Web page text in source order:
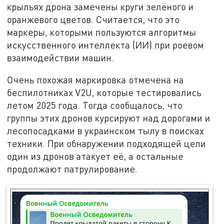
крыльях дрона замечены круги зелёного и
оранжевого цветов. Считается, что это
маркеры, которыми пользуются алгоритмы
искусственного интеллекта (ИИ) при роевом
взаимодействии машин.
Очень похожая маркировка отмечена на
беспилотниках V2U, которые тестировались
летом 2025 года. Тогда сообщалось, что
группы этих дронов курсируют над дорогами и
лесопосадками в украинском тылу в поисках
техники. При обнаружении подходящей цели
один из дронов атакует её, а остальные
продолжают патрулирование.